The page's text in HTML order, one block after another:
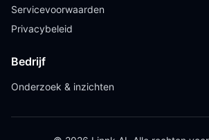
Servicevoorwaarden
Privacybeleid
Bedrijf
Onderzoek & inzichten